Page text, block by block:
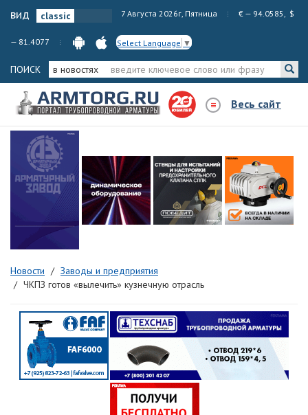
вид 7 Августа 2026г, Пятница € — 94.0585, $
— 81.4077 Select Language ▼
ПОИСК в новостях
Весь сайт
Новости
Заводы и предприятия
ЧКПЗ готов «вылечить» кузнечную отрасль